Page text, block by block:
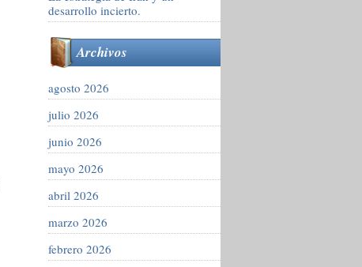
desarrollo incierto.
Archivos
agosto 2026
julio 2026
junio 2026
mayo 2026
abril 2026
marzo 2026
febrero 2026